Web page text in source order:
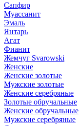
Сапфир
Муассанит
Эмаль
Янтарь
Агат
Фианит
Жемчуг Svarowski
Женские
Женские золотые
Мужские золотые
Женские серебряные
Золотые обручальные
Женские обручальные
Мужские серебряные